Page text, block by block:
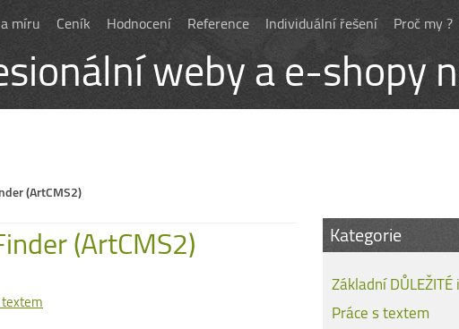
míru Ceník Hodnocení Reference Individuální řešení Proč my ?
weby a e-shopy
(ArtCMS2)
(ArtCMS2)
textem
Kategorie
Základní
Práce s textem